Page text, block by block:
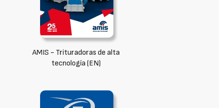
AMIS - Trituradoras de alta
tecnología (EN)